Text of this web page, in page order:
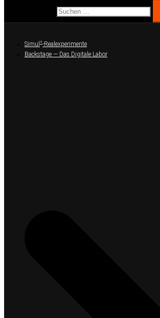
Simul +-Realexperimente
Backstage — Das Digitale Labor